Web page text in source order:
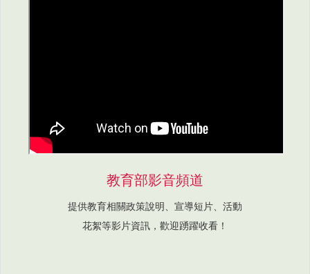
教育部影音頻道
提供教育相關政策說明、宣導短片、活動
花絮等影片資訊，歡迎踴躍收看！